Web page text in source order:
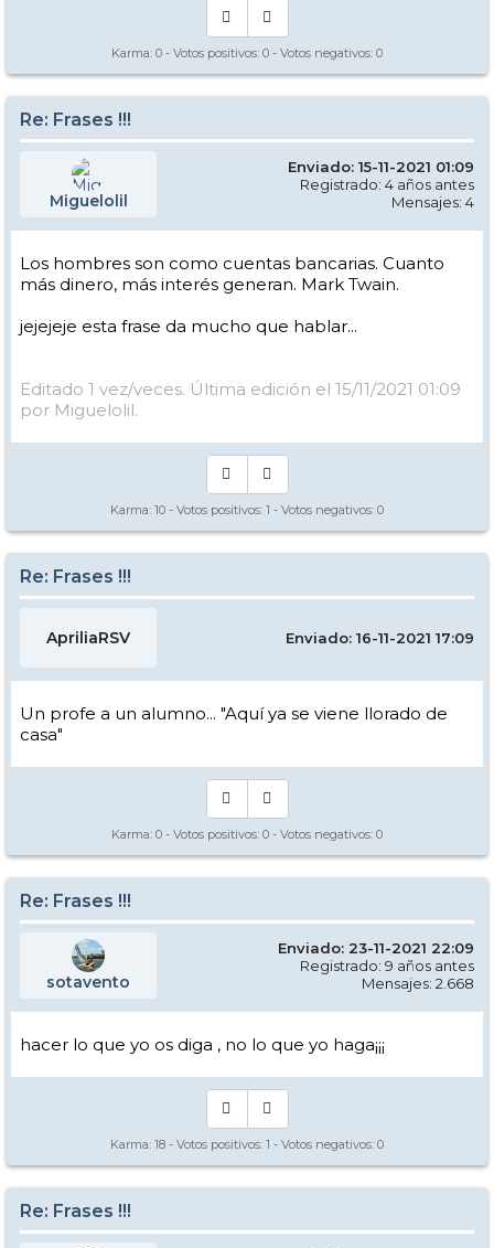
Karma: 0 - Votos positivos: 0 - Votos negativos: 0
Re: Frases !!!
Miguelolil
Enviado: 15-11-2021 01:09
Registrado: 4 años antes
Mensajes: 4
Los hombres son como cuentas bancarias. Cuanto
más dinero, más interés generan. Mark Twain.
jejejeje esta frase da mucho que hablar...
Editado 1 vez/veces. Última edición el 15/11/2021 01:09
por Miguelolil.
Karma: 10 - Votos positivos: 1 - Votos negativos: 0
Re: Frases !!!
ApriliaRSV Enviado: 16-11-2021 17:09
Un profe a un alumno... "Aquí ya se viene llorado de
casa"
Karma: 0 - Votos positivos: 0 - Votos negativos: 0
Re: Frases !!!
sotavento
Enviado: 23-11-2021 22:09
Registrado: 9 años antes
Mensajes: 2.668
hacer lo que yo os diga , no lo que yo haga¡¡¡
Karma: 18 - Votos positivos: 1 - Votos negativos: 0
Re: Frases !!!